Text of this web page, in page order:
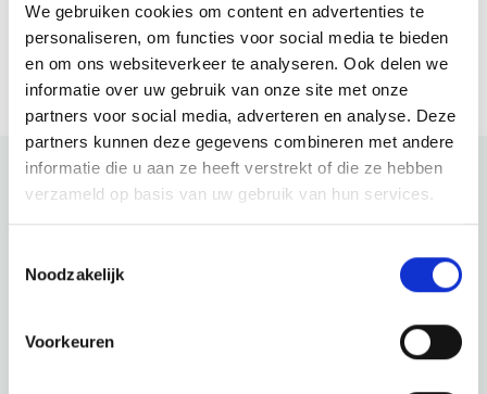
We gebruiken cookies om content en advertenties te
personaliseren, om functies voor social media te bieden
en om ons websiteverkeer te analyseren. Ook delen we
informatie over uw gebruik van onze site met onze
partners voor social media, adverteren en analyse. Deze
partners kunnen deze gegevens combineren met andere
informatie die u aan ze heeft verstrekt of die ze hebben
verzameld op basis van uw gebruik van hun services.
Noodzakelijk
Voorkeuren
Bezoek website
Bekijk ook eens
Ontdek de rest van de regio! Bekijk de andere websites om